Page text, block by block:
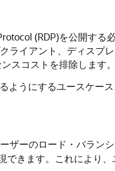
(RDP)を公開す
イアント、ディスプ
スコストを排除します。
うにするユースケー
ザーのロード・バラン
きます。これにより